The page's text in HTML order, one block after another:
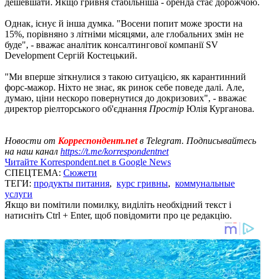
дешевшати. Якщо гривня стабільніша - оренда стає дорожчою.
Однак, існує й інша думка. "Восени попит може зрости на
15%, порівняно з літніми місяцями, але глобальних змін не
буде", - вважає аналітик консалтингової компанії SV
Development Сергій Костецький.
"Ми вперше зіткнулися з такою ситуацією, як карантинний
форс-мажор. Ніхто не знає, як ринок себе поведе далі. Але,
думаю, ціни нескоро повернутися до докризових", - вважає
директор ріелторського об'єднання Простір Юлія Курганова.
Новости от Корреспондент.netв Telegram. Подписывайтесь
на наш канал https://t.me/korrespondentnet
Читайте Korrespondent.net в Google News
СПЕЦТЕМА: Сюжети
ТЕГИ: продукты питания, курс гривны, коммунальные
услуги
Якщо ви помітили помилку, виділіть необхідний текст і
натисніть Ctrl + Enter, щоб повідомити про це редакцію.